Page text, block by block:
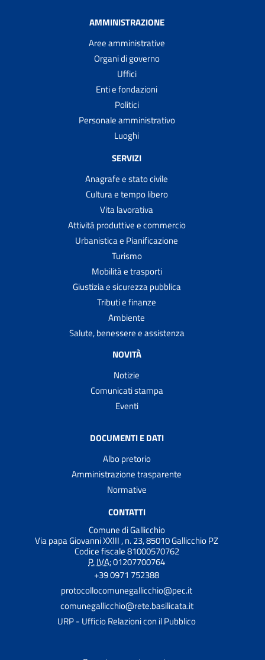
AMMINISTRAZIONE
Aree amministrative
Organi di governo
Uffici
Enti e fondazioni
Politici
Personale amministrativo
Luoghi
SERVIZI
Anagrafe e stato civile
Cultura e tempo libero
Vita lavorativa
Attività produttive e commercio
Urbanistica e Pianificazione
Turismo
Mobilità e trasporti
Giustizia e sicurezza pubblica
Tributi e finanze
Ambiente
Salute, benessere e assistenza
NOVITÀ
Notizie
Comunicati stampa
Eventi
DOCUMENTI E DATI
Albo pretorio
Amministrazione trasparente
Normative
CONTATTI
Comune di Gallicchio
Via papa Giovanni XXIII , n. 23, 85010 Gallicchio PZ
Codice fiscale 81000570762
P. IVA:01207700764
+39 0971 752388
protocollocomunegallicchio@pec.it
comunegallicchio@rete.basilicata.it
URP - Ufficio Relazioni con il Pubblico